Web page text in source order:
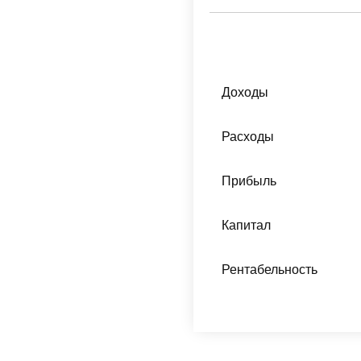
Доходы
Расходы
Прибыль
Капитал
Рентабельность